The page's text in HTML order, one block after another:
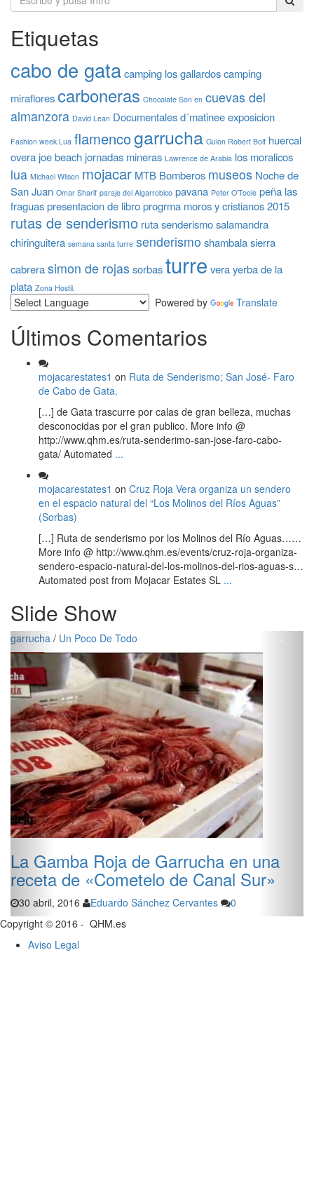
Etiquetas
cabo de gatacamping los gallardoscamping
miraflorescarboneras Chocolate Son en cuevas del
almanzora David Lean Documentalesd´matineeexposicion
Fashion week Lua flamencogarrucha Guion Robert Bolt huercal
overa joe beach jornadas mineras Lawrence de Arabia los moralicos
lua Michael Wilson mojacar MTB Bomberos museos Noche de
San Juan Omar Sharif paraje del Algarrobico pavana Peter O'Toole peña las
fraguaspresentacion de libroprogrma moros y cristianos 2015
rutas de senderismo ruta senderismosalamandra
chiringuitera semana santa turre senderismo shambalasierra
cabrerasimon de rojas sorbasturre verayerba de la
plata Zona Hostil.
Powered by Translate
Últimos Comentarios
mojacarestates1 on Ruta de Senderismo; San José- Faro
de Cabo de Gata.
[…] de Gata trascurre por calas de gran belleza, muchas
desconocidas por el gran publico. More info @
http://www.qhm.es/ruta-senderimo-san-jose-faro-cabo-
gata/ Automated ...
mojacarestates1 on Cruz Roja Vera organiza un sendero
en el espacio natural del “Los Molinos del Ríos Aguas”
(Sorbas)
[…] Ruta de senderismo por los Molinos del Río Aguas……
More info @ http://www.qhm.es/events/cruz-roja-organiza-
sendero-espacio-natural-del-los-molinos-del-rios-aguas-s…
Automated post from Mojacar Estates SL ...
Slide Show
en una
Sur»
0
carboneras
El Salmonete de
receta de «Cometelo» de
30 abril, 2016 Eduardo Sánchez Cervantes
‹ ›
Copyright © 2016 - QHM.es
Aviso Legal